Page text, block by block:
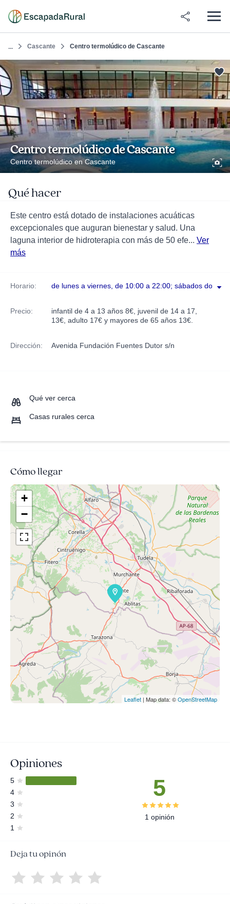
... Cascante Centro termolúdico de Cascante
Centro termolúdico de Cascante
Centro termolúdico en Cascante
Qué hacer
Este centro está dotado de instalaciones acuáticas
excepcionales que auguran bienestar y salud. Una
laguna interior de hidroterapia con más de 50 efe... Ver
más
Horario: de lunes a viernes, de 10:00 a 22:00; sábados
Precio:
infantil de 4 a 13 años 8€, juvenil de 14 a 17,
13€, adulto 17€ y mayores de 65 años 13€.
Dirección: Avenida Fundación Fuentes Dutor s/n
Qué ver cerca
Casas rurales cerca
Cómo llegar
+
−
Leaflet | Map data: ©OpenStreetMap
Opiniones
5
4
3
2
1
5
1 opinión
Deja tu opinón